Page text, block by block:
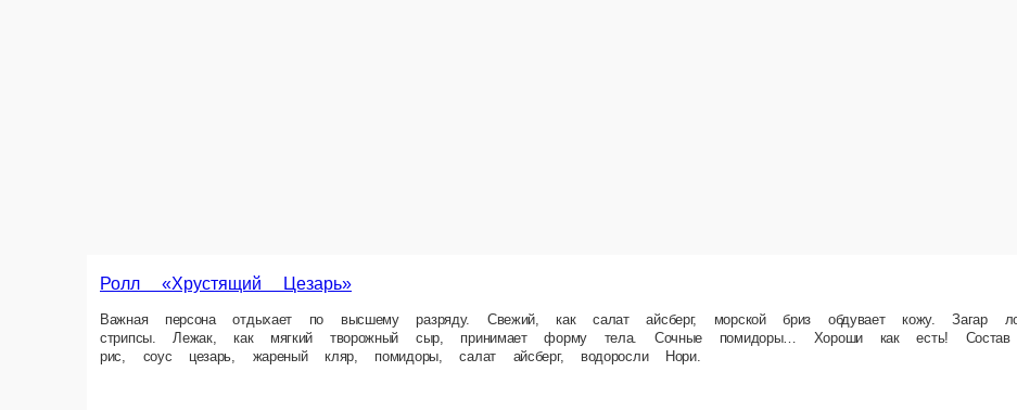
Ролл «Хрустящий Цезарь»
Важная персона отдыхает по высшему разряду. Свежий, как салат айсберг, морской бриз обдувает кожу. Загар ложится ровным слоем, как кляр на куриные стрипсы.
помидоры… Хороши как есть! Состав Куриное филе в панировке, творожный сыр, рис, соус цезарь, жареный кляр, помидоры, салат айсберг, водоросли Нори.